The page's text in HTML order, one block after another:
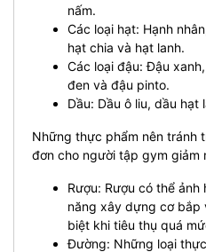
nấm.
Các loại hạt: Hạnh
hạt chia và hạt lanh.
Các loại đậu: Đậu
đen và đậu pinto.
Dầu: Dầu ô liu, dầu hạt
Những thực phẩm nên tránh
đơn cho người tập gym giảm
Rượu: Rượu có thể
năng xây dựng cơ bắp
biệt khi tiêu thụ quá
Đường: Những loại